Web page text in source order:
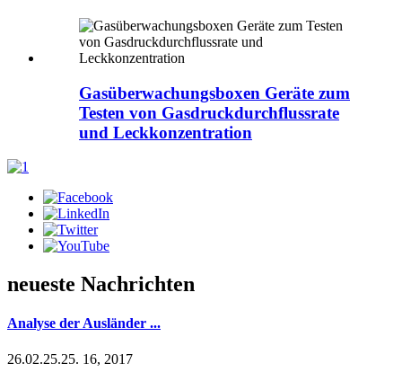
Gasüberwachungsboxen Geräte zum
Testen von Gasdruckdurchflussrate
und Leckkonzentration
neueste Nachrichten
Analyse der Ausländer ...
26.02.25.25. 16, 2017